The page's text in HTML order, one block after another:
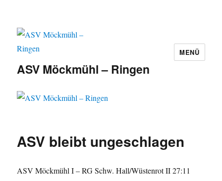
ASV Möckmühl – Ringen
MENÜ
ASV bleibt ungeschlagen
ASV Möckmühl I – RG Schw. Hall/Wüstenrot II 27:11